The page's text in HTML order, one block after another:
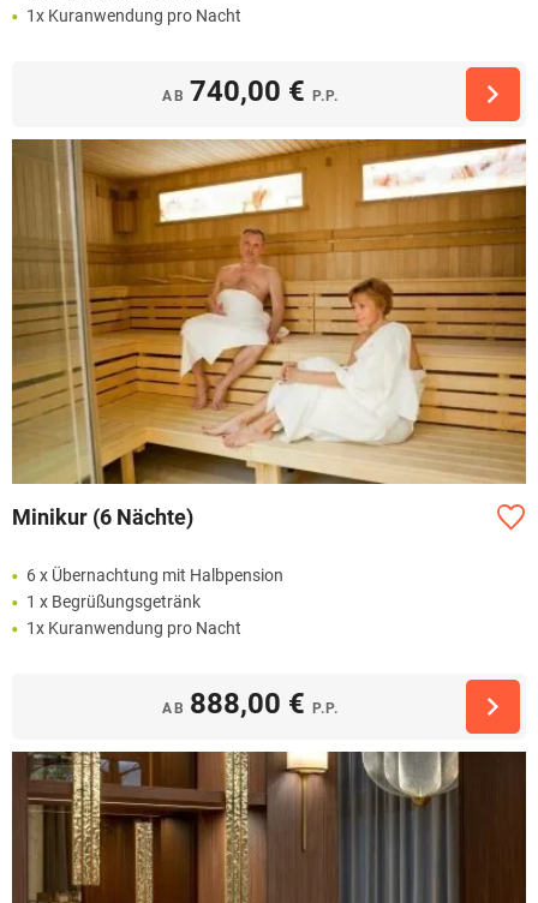
1x Kuranwendung pro Nacht
AB 740,00 € P.P.
Minikur (6 Nächte)
6 x Übernachtung mit Halbpension
1 x Begrüßungsgetränk
1x Kuranwendung pro Nacht
AB 888,00 € P.P.